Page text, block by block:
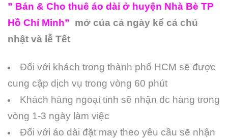
” Bán & Cho thuê áo dài ở huyện Nhà Bè TP
Hồ Chí Minh” mở của cả ngày kể cả chủ
nhật và lễ Tết
Đối với khách trong thành phố HCM sẽ được
cung cập dịch vụ trong vòng 60 phút
Khách hàng ngoại tỉnh sẽ nhận dc hàng trong
vòng 1-3 ngày làm việc
Đối với áo dài đặt may theo yêu cầu sẽ nhận